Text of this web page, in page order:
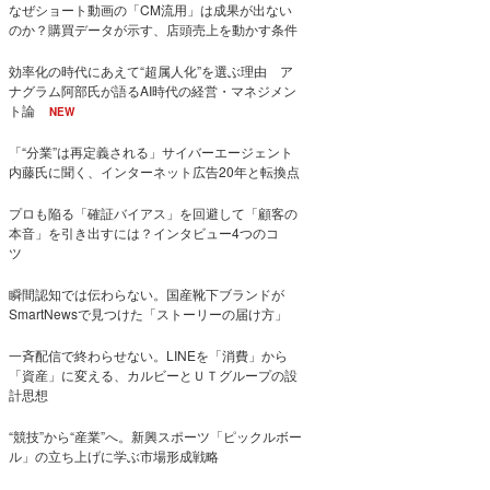
なぜショート動画の「CM流用」は成果が出ない
のか？購買データが示す、店頭売上を動かす条件
効率化の時代にあえて“超属人化”を選ぶ理由 ア
ナグラム阿部氏が語るAI時代の経営・マネジメン
ト論
NEW
「“分業”は再定義される」サイバーエージェント
内藤氏に聞く、インターネット広告20年と転換点
プロも陥る「確証バイアス」を回避して「顧客の
本音」を引き出すには？インタビュー4つのコ
ツ
瞬間認知では伝わらない。国産靴下ブランドが
SmartNewsで見つけた「ストーリーの届け方」
一斉配信で終わらせない。LINEを「消費」から
「資産」に変える、カルビーとＵＴグループの設
計思想
“競技”から“産業”へ。新興スポーツ「ピックルボー
ル」の立ち上げに学ぶ市場形成戦略